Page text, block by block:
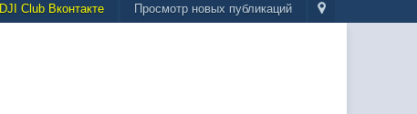
Просмотр новых публикаций
DJI Club Вконтакте